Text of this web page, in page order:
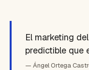
El marketing
predictible que
— Ángel Ortega